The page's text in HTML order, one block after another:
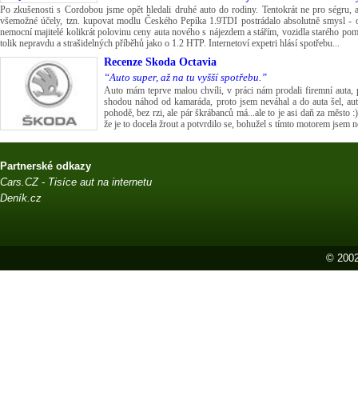
Po zkušenosti s Cordobou jsme opět hledali druhé auto do rodiny. Tentokrát ne pro
všemožné účely, tzn. kupovat modlu Českého Pepíka 1.9TDI postrádalo absolutně smysl
nemocní majitelé kolikrát polovinu ceny auta nového s nájezdem a stářím, vozidla starého
tolik nepravdu a strašidelných příběhů jako o 1.2 HTP. Internetoví expetri hlásí spotřebu...
Recenze Škoda Octavia
“Auto super, až na tu vyšší spotřebu.”
Auto mám teprve malou chvíli, v práci nám prodali firemní
shodou náhod od kamaráda, proto jsem neváhal a do auta šel,
pohodě, bez rzi, ale pár škrábanců má...ale to je asi daň za
že je to docela žrout a potvrdilo se, bohužel s tímto motorem jsem
Partnerské odkazy
Cars.CZ - Tisíce aut na internetu
Deník.cz
©